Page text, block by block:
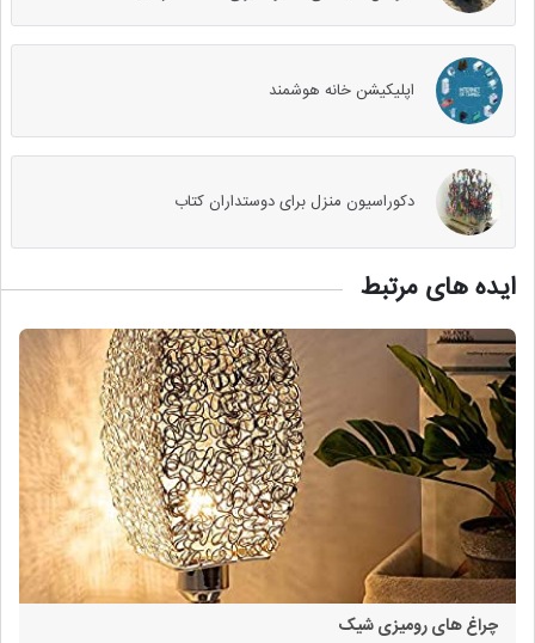
اپلیکیشن خانه هوشمند
دکوراسیون منزل برای دوستداران کتاب
ایده های مرتبط
چراغ های رومیزی شیک